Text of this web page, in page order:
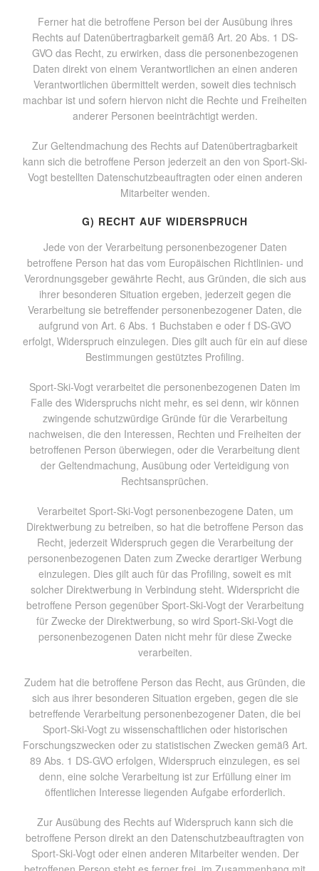
Ferner hat die betroffene Person bei der Ausübung ihres
Rechts auf Datenübertragbarkeit gemäß Art. 20 Abs. 1 DS-
GVO das Recht, zu erwirken, dass die personenbezogenen
Daten direkt von einem Verantwortlichen an einen anderen
Verantwortlichen übermittelt werden, soweit dies technisch
machbar ist und sofern hiervon nicht die Rechte und Freiheiten
anderer Personen beeinträchtigt werden.
Zur Geltendmachung des Rechts auf Datenübertragbarkeit
kann sich die betroffene Person jederzeit an den von Sport-Ski-
Vogt bestellten Datenschutzbeauftragten oder einen anderen
Mitarbeiter wenden.
G) RECHT AUF WIDERSPRUCH
Jede von der Verarbeitung personenbezogener Daten
betroffene Person hat das vom Europäischen Richtlinien- und
Verordnungsgeber gewährte Recht, aus Gründen, die sich aus
ihrer besonderen Situation ergeben, jederzeit gegen die
Verarbeitung sie betreffender personenbezogener Daten, die
aufgrund von Art. 6 Abs. 1 Buchstaben e oder f DS-GVO
erfolgt, Widerspruch einzulegen. Dies gilt auch für ein auf diese
Bestimmungen gestütztes Profiling.
Sport-Ski-Vogt verarbeitet die personenbezogenen Daten im
Falle des Widerspruchs nicht mehr, es sei denn, wir können
zwingende schutzwürdige Gründe für die Verarbeitung
nachweisen, die den Interessen, Rechten und Freiheiten der
betroffenen Person überwiegen, oder die Verarbeitung dient
der Geltendmachung, Ausübung oder Verteidigung von
Rechtsansprüchen.
Verarbeitet Sport-Ski-Vogt personenbezogene Daten, um
Direktwerbung zu betreiben, so hat die betroffene Person das
Recht, jederzeit Widerspruch gegen die Verarbeitung der
personenbezogenen Daten zum Zwecke derartiger Werbung
einzulegen. Dies gilt auch für das Profiling, soweit es mit
solcher Direktwerbung in Verbindung steht. Widerspricht die
betroffene Person gegenüber Sport-Ski-Vogt der Verarbeitung
für Zwecke der Direktwerbung, so wird Sport-Ski-Vogt die
personenbezogenen Daten nicht mehr für diese Zwecke
verarbeiten.
Zudem hat die betroffene Person das Recht, aus Gründen, die
sich aus ihrer besonderen Situation ergeben, gegen die sie
betreffende Verarbeitung personenbezogener Daten, die bei
Sport-Ski-Vogt zu wissenschaftlichen oder historischen
Forschungszwecken oder zu statistischen Zwecken gemäß Art.
89 Abs. 1 DS-GVO erfolgen, Widerspruch einzulegen, es sei
denn, eine solche Verarbeitung ist zur Erfüllung einer im
öffentlichen Interesse liegenden Aufgabe erforderlich.
Zur Ausübung des Rechts auf Widerspruch kann sich die
betroffene Person direkt an den Datenschutzbeauftragten von
Sport-Ski-Vogt oder einen anderen Mitarbeiter wenden. Der